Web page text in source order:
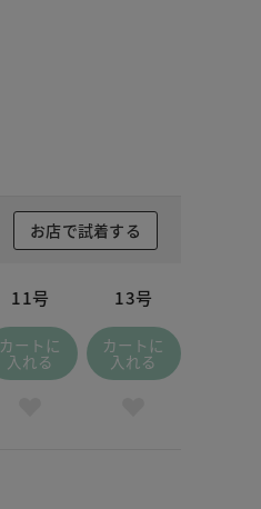
お店で試着する
11号
カートに
入れる
13号
カートに
入れる